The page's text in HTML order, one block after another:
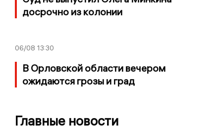
досрочно из колонии
06/08 13:30
В Орловской области вечером
ожидаются грозы и град
Главные новости